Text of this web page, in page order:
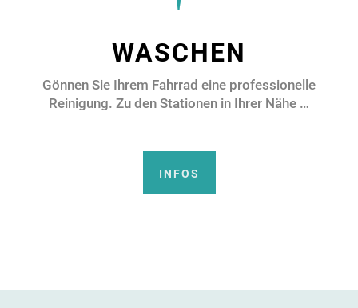
WASCHEN
Gönnen Sie Ihrem Fahrrad eine professionelle
Reinigung. Zu den Stationen in Ihrer Nähe …
INFOS